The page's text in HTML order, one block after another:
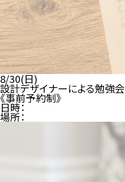
8/30(日)
設計デザイナーによる勉強会
《事前予約制》
日時：
場所：